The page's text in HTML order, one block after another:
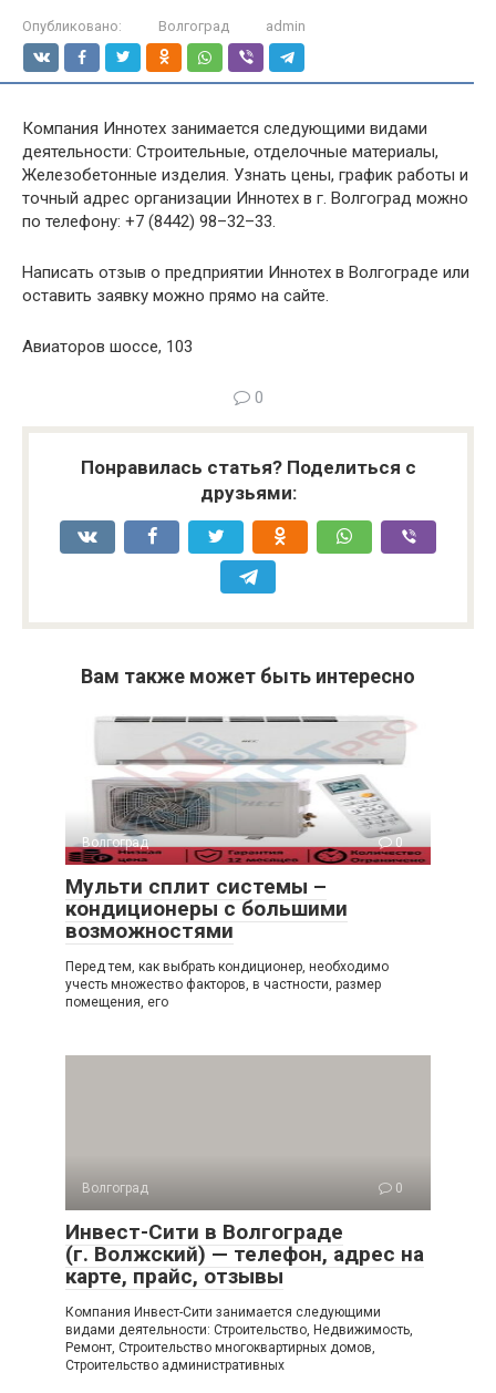
Опубликовано: Волгоград admin
Компания Иннотех занимается следующими видами
деятельности: Строительные, отделочные материалы,
Железобетонные изделия. Узнать цены, график работы и
точный адрес организации Иннотех в г. Волгоград можно
по телефону: +7 (8442) 98–32–33.
Написать отзыв о предприятии Иннотех в Волгограде или
оставить заявку можно прямо на сайте.
Авиаторов шоссе, 103
0
Понравилась статья? Поделиться с
друзьями:
Вам также может быть интересно
Волгоград 0
Мульти сплит системы –
кондиционеры с большими
возможностями
Перед тем, как выбрать кондиционер, необходимо
учесть множество факторов, в частности, размер
помещения, его
Волгоград 0
Инвест-Сити в Волгограде
(г. Волжский) — телефон, адрес на
карте, прайс, отзывы
Компания Инвест-Сити занимается следующими
видами деятельности: Строительство, Недвижимость,
Ремонт, Строительство многоквартирных домов,
Строительство административных